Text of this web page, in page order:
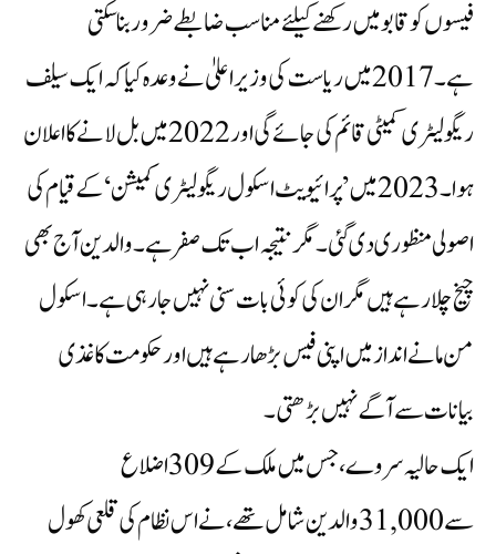
فیسوں کو قابو میں رکھنے کیلئے مناسب ضابطے ضرور بنا سکتی
ہے۔ 2017 میں ریاست کی وزیراعلیٰ نے وعدہ کیا کہ ایک سیلف
ریگولیٹری کمیٹی قائم کی جائے گی اور 2022 میں بل لانے کا اعلان
ہوا۔2023 میں ’پرائیویٹ اسکول ریگولیٹری کمیشن‘ کے قیام کی
اصولی منظوری دی گئی۔ مگر نتیجہ اب تک صفرہے۔ والدین آج بھی
چیخ چلارہے ہیں مگر ان کی کوئی بات سنی نہیں جارہی ہے۔اسکول
من مانے انداز میں اپنی فیس بڑھا رہے ہیں اور حکومت کاغذی
بیانات سے آگے نہیں بڑھتی۔
ایک حالیہ سروے،جس میں ملک کے 309 اضلاع
سے 31,000 والدین شامل تھے،نے اس نظام کی قلعی کھول